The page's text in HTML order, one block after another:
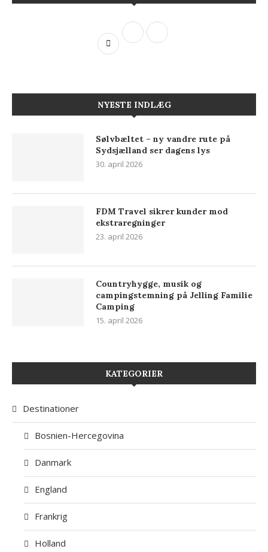
NYESTE INDLÆG
Sølvbæltet – ny vandre rute på
Sydsjælland ser dagens lys
30. april 2026
FDM Travel sikrer kunder mod
ekstraregninger
23. april 2026
Countryhygge, musik og
campingstemning på Jelling Familie
Camping
15. april 2026
KATEGORIER
Destinationer
Bosnien-Hercegovina
Danmark
England
Frankrig
Holland